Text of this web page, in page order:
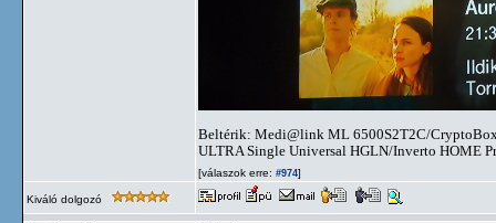
Beltérik: Medi@link ML 6500S2T2C/
ULTRA Single Universal HGLN/Inverto HOME
[válaszok erre: #974]
Kiváló dolgozó